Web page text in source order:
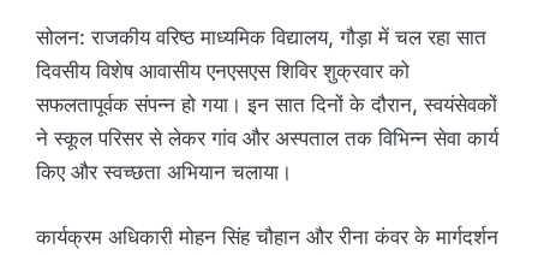
सोलन: राजकीय वरिष्ठ माध्यमिक विद्यालय, गौड़ा में चल रहा सात
दिवसीय विशेष आवासीय एनएसएस शिविर शुक्रवार को
सफलतापूर्वक संपन्न हो गया। इन सात दिनों के दौरान, स्वयंसेवकों
ने स्कूल परिसर से लेकर गांव और अस्पताल तक विभिन्न सेवा कार्य
किए और स्वच्छता अभियान चलाया।
कार्यक्रम अधिकारी मोहन सिंह चौहान और रीना कंवर के मार्गदर्शन